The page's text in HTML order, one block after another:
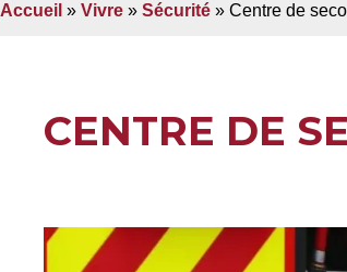
Accueil » Vivre » Sécurité » Centre de
CENTRE DE